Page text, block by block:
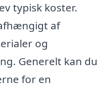
typisk koster.
af
og
Generelt kan du
for en